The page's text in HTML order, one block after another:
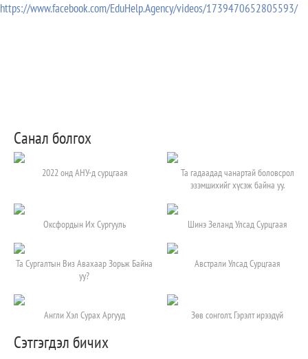
https://www.facebook.com/EduHelp.Agency/videos/1739470652805593/
Санал болгох
2022 онд АНУ-д сурцгаая
Та гадаадад чанартай боловсрол
эзэмшихийг хүсэж байна уу.
Оксфордын Их Сургууль Шинэ Зеланд Улсад Сурцгаая
Та Сургалтын Виз Авахаар Зорьж Байна
уу?
Австрали Улсад Сурцгаая
Англи Хэл Сурах Аргууд Зөв сонголт, Гэрэлт ирээдүй
Сэтгэгдэл бичих